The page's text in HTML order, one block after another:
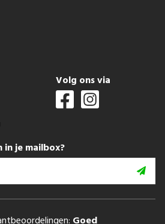
Volg ons via
in je mailbox?